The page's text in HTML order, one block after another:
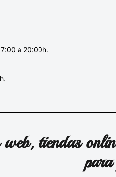
a 20:00h.
tiendas
para